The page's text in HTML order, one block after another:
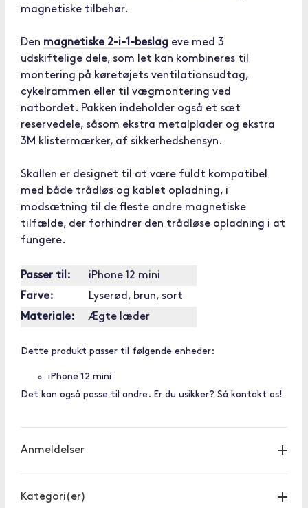
magnetiske tilbehør.
Den magnetiske 2-i-1-beslag eve med 3
udskiftelige dele, som let kan kombineres til
montering på køretøjets ventilationsudtag,
cykelrammen eller til vægmontering ved
natbordet. Pakken indeholder også et sæt
reservedele, såsom ekstra metalplader og ekstra
3M klistermærker, af sikkerhedshensyn.
Skallen er designet til at være fuldt kompatibel
med både trådløs og kablet opladning, i
modsætning til de fleste andre magnetiske
tilfælde, der forhindrer den trådløse opladning i at
fungere.
Passer til:
iPhone 12 mini
Farve:
Lyserød, brun, sort
Materiale:
Ægte læder
Dette produkt passer til følgende enheder:
iPhone 12 mini
Det kan også passe til andre. Er du usikker? Så kontakt os!
Anmeldelser
Kategori(er)